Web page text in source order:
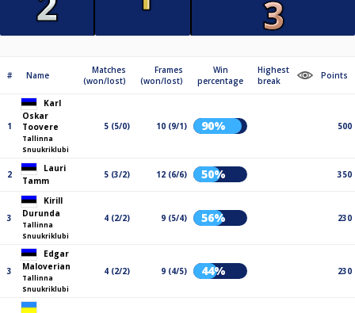
# Name
Matches
(won/lost)
Frames
(won/lost)
Win
percentage
Highest
break
Points
1
Karl
Oskar
Toovere
Tallinna
Snuukriklubi
5 (5/0) 10 (9/1) 90% 500
2
Lauri
Tamm
5 (3/2) 12 (6/6) 50% 350
3
Kirill
Durunda
Tallinna
Snuukriklubi
4 (2/2) 9 (5/4) 56% 230
3
Edgar
Maloverian
Tallinna
Snuukriklubi
4 (2/2) 9 (4/5) 44% 230